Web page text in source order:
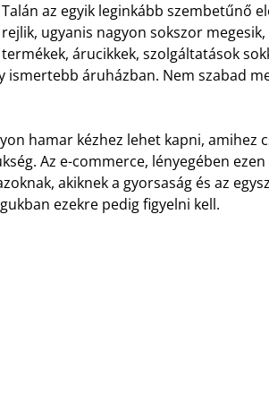
Talán az egyik leginkább szembetűnő
rejlik, ugyanis nagyon sokszor megesik,
termékek, árucikkek, szolgáltatások
áruházban. Nem szabad
hamar kézhez lehet kapni, amihez
Az e-commerce, lényegében
akiknek a gyorsaság és az
ezekre pedig figyelni kell.